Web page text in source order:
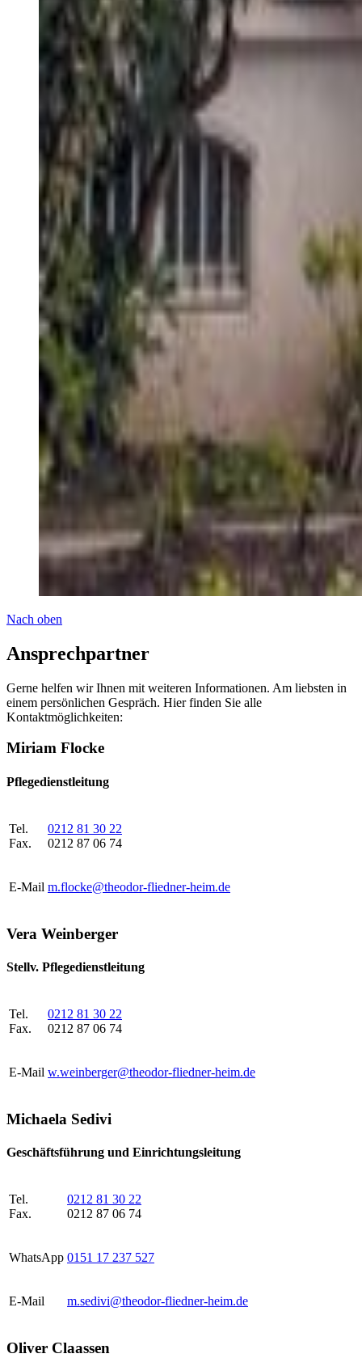
Nach oben
Ansprechpartner
Gerne helfen wir Ihnen mit weiteren Informationen. Am liebsten in
einem persönlichen Gespräch. Hier finden Sie alle
Kontaktmöglichkeiten:
Miriam Flocke
Pflegedienstleitung
Tel.
Fax.
0212 81 30 22
0212 87 06 74
E-Mail m.flocke@theodor-fliedner-heim.de
Vera Weinberger
Stellv. Pflegedienstleitung
Tel.
Fax.
0212 81 30 22
0212 87 06 74
E-Mail w.weinberger@theodor-fliedner-heim.de
Michaela Sedivi
Geschäftsführung und Einrichtungsleitung
Tel.
Fax.
0212 81 30 22
0212 87 06 74
WhatsApp 0151 17 237 527
E-Mail m.sedivi@theodor-fliedner-heim.de
Oliver Claassen